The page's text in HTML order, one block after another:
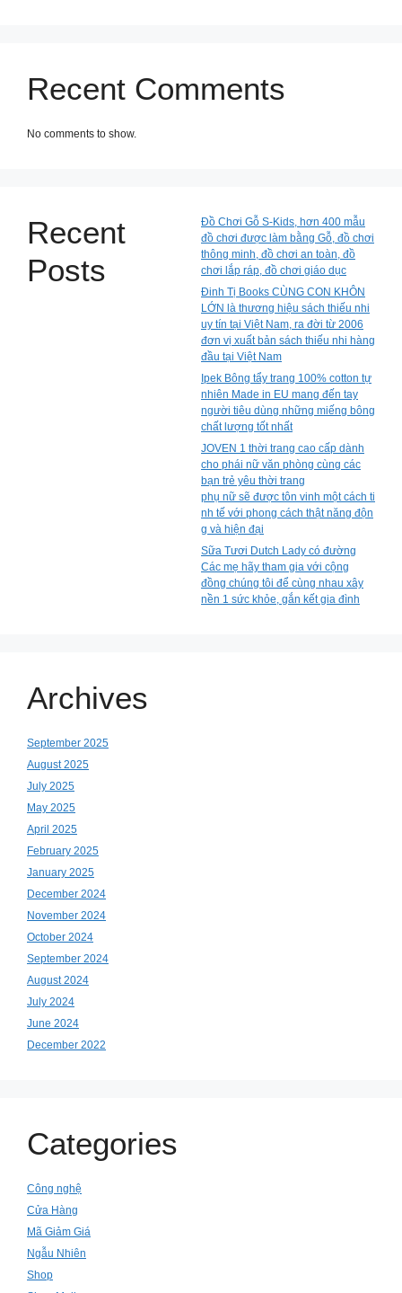
Recent Comments
No comments to show.
Recent
Posts
Đồ Chơi Gỗ S-Kids, hơn 400 mẫu
đồ chơi được làm bằng Gỗ, đồ chơi
thông minh, đồ chơi an toàn, đồ
chơi lắp ráp, đồ chơi giáo dục
Đinh Tị Books CÙNG CON KHÔN
LỚN là thương hiệu sách thiếu nhi
uy tín tại Việt Nam, ra đời từ 2006
đơn vị xuất bản sách thiếu nhi hàng
đầu tại Việt Nam
Ipek Bông tẩy trang 100% cotton tự
nhiên Made in EU mang đến tay
người tiêu dùng những miếng bông
chất lượng tốt nhất
JOVEN 1 thời trang cao cấp dành
cho phái nữ văn phòng cùng các
bạn trẻ yêu thời trang
phụ nữ sẽ được tôn vinh một cách ti
nh tế với phong cách thật năng độn
g và hiện đại
Sữa Tươi Dutch Lady có đường
Các mẹ hãy tham gia với cộng
đồng chúng tôi để cùng nhau xây
nền 1 sức khỏe, gắn kết gia đình
Archives
September 2025
August 2025
July 2025
May 2025
April 2025
February 2025
January 2025
December 2024
November 2024
October 2024
September 2024
August 2024
July 2024
June 2024
December 2022
Categories
Công nghệ
Cửa Hàng
Mã Giảm Giá
Ngẫu Nhiên
Shop